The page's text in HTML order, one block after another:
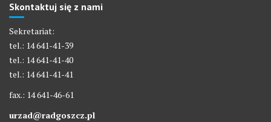
Skontaktuj się z nami
Sekretariat:
tel.: 14 641-41-39
tel.: 14 641-41-40
tel.: 14 641-41-41
fax.: 14 641-46-61
urzad@radgoszcz.pl